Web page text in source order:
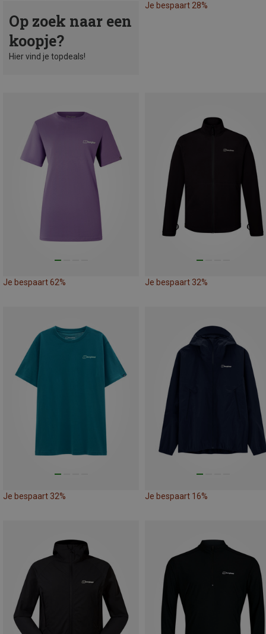
Op zoek naar een
koopje?
Hier vind je topdeals!
Je bespaart 28%
Je bespaart 62% Je bespaart 32%
Je bespaart 32% Je bespaart 16%